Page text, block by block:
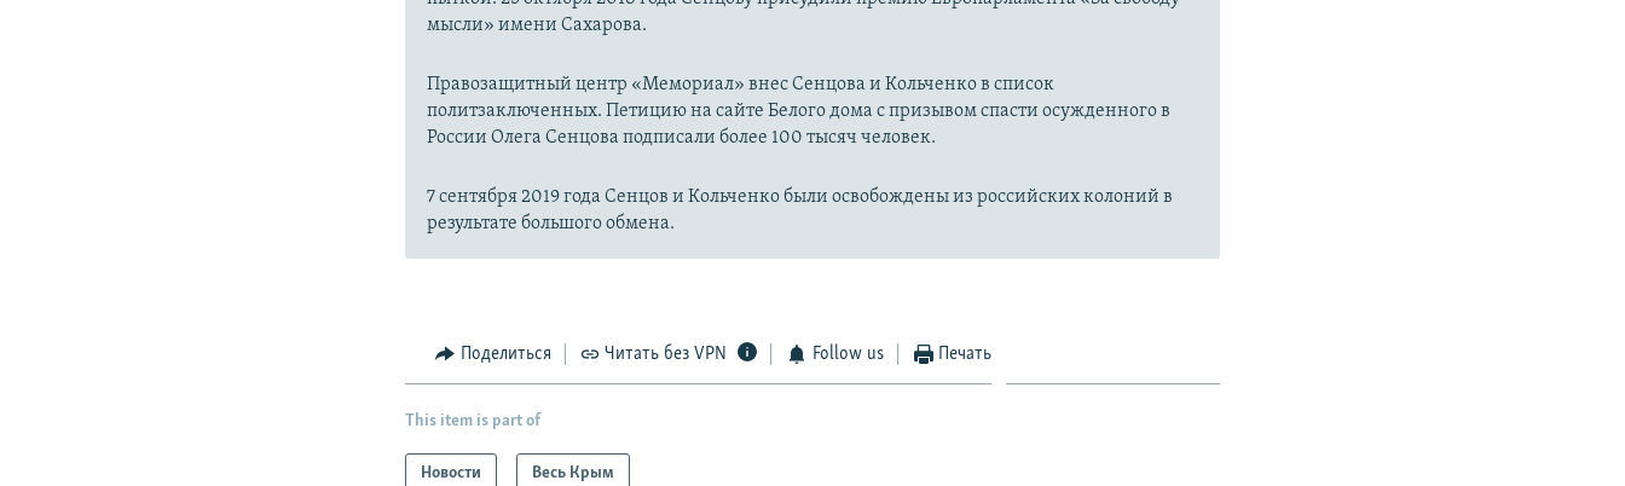
мысли» имени Сахарова.
Правозащитный центр «Мемориал» внес Сенцова и Кольченко в список
политзаключенных. Петицию на сайте Белого дома с призывом спасти осужденного в
России Олега Сенцова подписали более 100 тысяч человек.
7 сентября 2019 года Сенцов и Кольченко были освобождены из российских колоний в
результате большого обмена.
Поделиться Читать без VPN Follow us Печать
This item is part of
Новости Весь Крым